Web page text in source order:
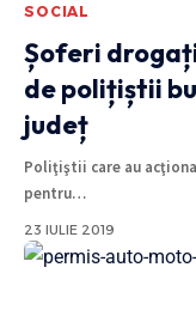
SOCIAL
Șoferi
de polițiștii
județ
Poliţiştii care au
pentru…
23 IULIE 2019